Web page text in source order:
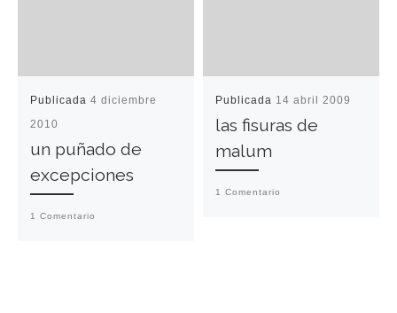
Publicada4 diciembre
2010
un puñado de
excepciones
1 Comentario
Publicada 14 abril 2009
las fisuras de
malum
1 Comentario